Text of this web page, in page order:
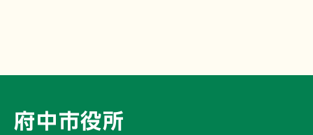
府中市役所